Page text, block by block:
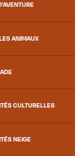
ANIMAUX
CULTURELLES
NEIGE